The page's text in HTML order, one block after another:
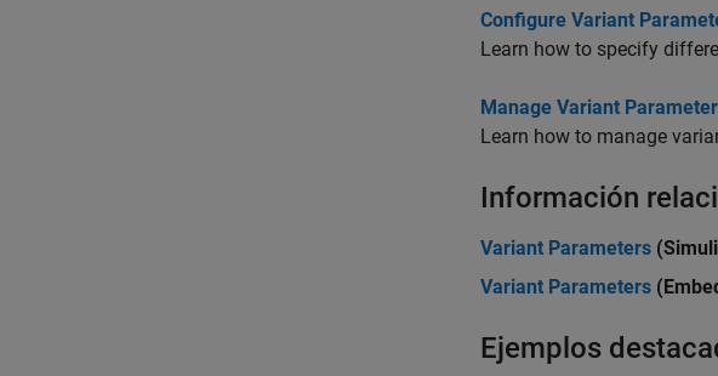
Configure Variant
Learn how to specify
Manage Variant
Learn how to manage
Información
Variant Parameters
Variant Parameters
Ejemplos